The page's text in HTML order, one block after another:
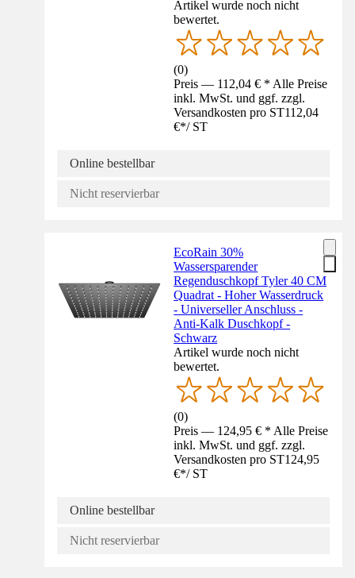
Artikel wurde noch nicht
bewertet.
(0)
Preis — 112,04 € * Alle Preise
inkl. MwSt. und ggf. zzgl.
Versandkosten pro ST112,04
€*/ ST
Online bestellbar
Nicht reservierbar
EcoRain 30%
Wassersparender
Regenduschkopf Tyler 40 CM
Quadrat - Hoher Wasserdruck
- Universeller Anschluss -
Anti-Kalk Duschkopf -
Schwarz
Artikel wurde noch nicht
bewertet.
(0)
Preis — 124,95 € * Alle Preise
inkl. MwSt. und ggf. zzgl.
Versandkosten pro ST124,95
€*/ ST
Online bestellbar
Nicht reservierbar